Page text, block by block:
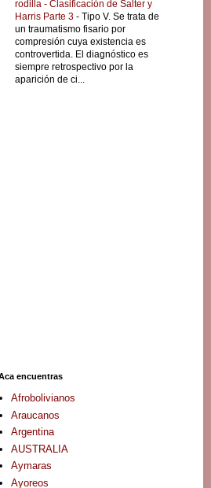
rodilla - Clasificación de Salter y
Harris Parte 3 - Tipo V. Se trata de
un traumatismo fisario por
compresión cuya existencia es
controvertida. El diagnóstico es
siempre retrospectivo por la
aparición de ci...
encuentras
Afrobolivianos
Araucanos
Argentina
AUSTRALIA
Aymaras
Ayoreos